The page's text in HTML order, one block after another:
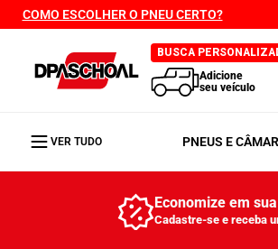
COMO ESCOLHER O PNEU CERTO?
BUSCA
Adicione
seu veículo
VER TUDO PNEUS E
Economize em
Cadastre-se e receba